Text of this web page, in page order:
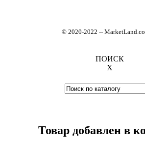
© 2020-2022 --
ПОИСК
X
Товар добавлен в